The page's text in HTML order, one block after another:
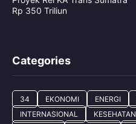
Rp 350 Triliun
Categories
34 EKONOMI ENERGI
INTERNASIONAL
KESEHATAN